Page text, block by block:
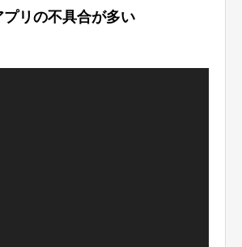
リの不具合が多い